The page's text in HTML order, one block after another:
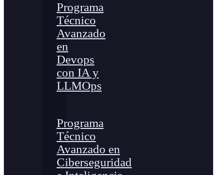
Programa
Técnico
Avanzado
en
Devops
con IA y
LLMOps
Programa
Técnico
Avanzado en
Ciberseguridad